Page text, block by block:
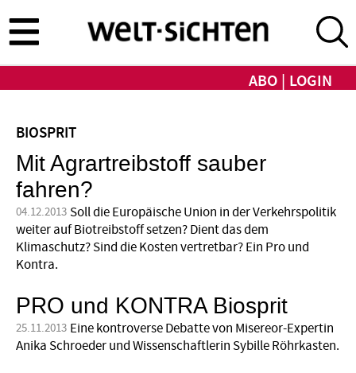
zum
Inhalt
ABO LOGIN
BIOSPRIT
Mit Agrartreibstoff sauber
fahren?
04.12.2013 Soll die Europäische Union in der Verkehrspolitik
weiter auf Biotreibstoff setzen? Dient das dem
Klimaschutz? Sind die Kosten vertretbar? Ein Pro und
Kontra.
PRO und KONTRA Biosprit
25.11.2013 Eine kontroverse Debatte von Misereor-Expertin
Anika Schroeder und Wissenschaftlerin Sybille Röhrkasten.